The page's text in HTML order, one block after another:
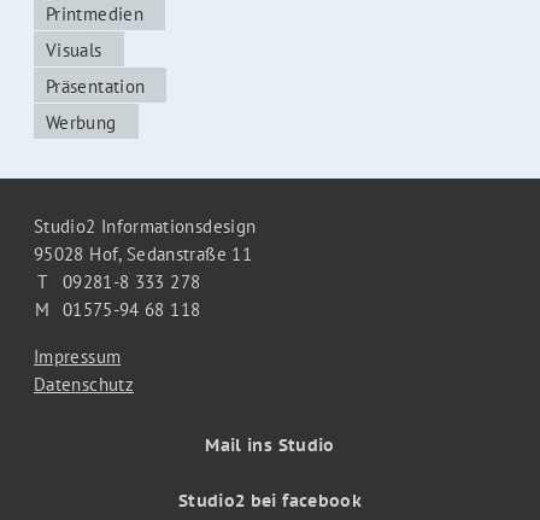
Printmedien
Visuals
Präsentation
Werbung
Studio2 Informationsdesign
95028 Hof, Sedanstraße 11
T
09281-8 333 278
M
01575-94 68 118
Impressum
Datenschutz
Mail ins Studio
Studio2 bei facebook